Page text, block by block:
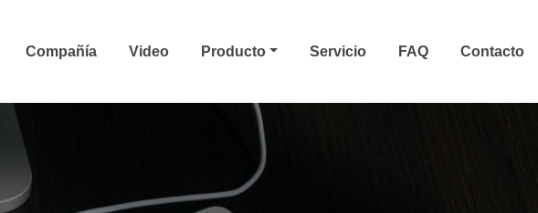
Compañía Video Producto Servicio FAQ Contacto